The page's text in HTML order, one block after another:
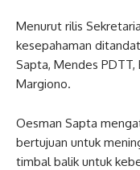
Menurut rilis
kesepahaman
Sapta, Mendes PDTT,
Margiono.
Oesman Sapta
bertujuan untuk
timbal balik untuk